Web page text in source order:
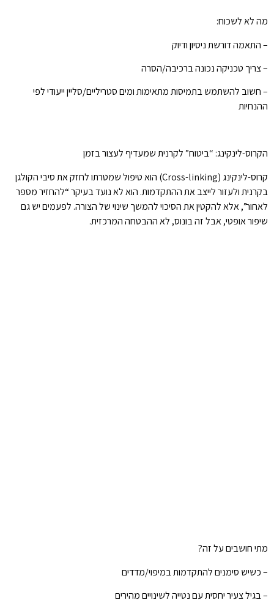
מה לא לשכוח:
– התאמה דורשת ניסיון ודיוק
– צריך טכניקה נכונה ברכיבה/הסרה
– חשוב להשתמש בתמיסות מתאימות ומים סטריליים/סליין ייעודי לפי
ההנחיות
הקרוס-לינקינג: “ביטוח” לקרנית שמעדיף לעצור בזמן
קרוס-לינקינג (Cross-linking) הוא טיפול שמטרתו לחזק את סיבי הקולגן
בקרנית ולעזור לייצב את ההתקדמות. הוא לא נועד בעיקר “להחזיר מספר
לאחור”, אלא להקטין את הסיכוי להמשך שינוי של הצורה. לפעמים יש גם
שיפור אופטי, אבל זה בונוס, לא ההבטחה המרכזית.
מתי חושבים על זה?
– כשיש סימנים להתקדמות במיפוי/מדדים
– בגיל צעיר יחסית עם נטייה לשינויים מהירים